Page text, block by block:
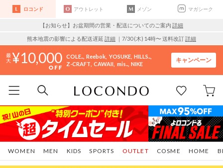
ロコンド アウトレット メゾン マガシーク
【お知らせ】お盆期間の営業・配送についてのご案内 詳細
熊本地震の影響による配送遅延 詳細 ｜7/30 (木) 14時〜 送料改訂詳細
10,000 COLE.. Reebok YOSUKE HILLS..
Z-CRAFT CAWAII mis.. NIKE
キャンペーン
WOMEN MEN KIDS SPORTS COSME HOME
OUTLET